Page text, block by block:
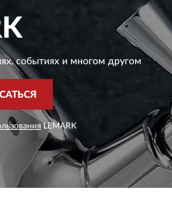
событиях и многом другом
LEMARK